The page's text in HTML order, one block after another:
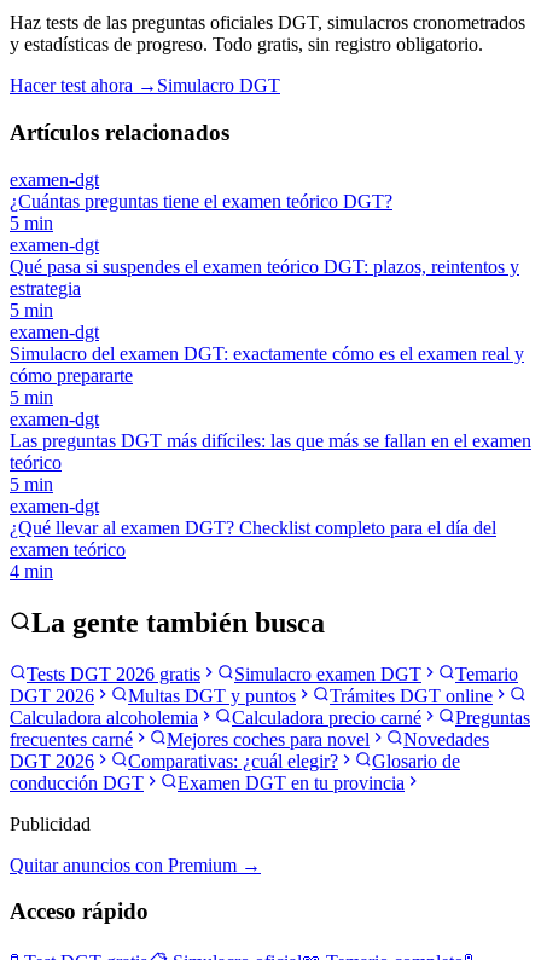
Haz tests de las preguntas oficiales DGT, simulacros cronometrados
y estadísticas de progreso. Todo gratis, sin registro obligatorio.
Hacer test ahora → Simulacro DGT
Artículos relacionados
examen-dgt
¿Cuántas preguntas tiene el examen teórico DGT?
5 min
examen-dgt
Qué pasa si suspendes el examen teórico DGT: plazos, reintentos y
estrategia
5 min
examen-dgt
Simulacro del examen DGT: exactamente cómo es el examen real y
cómo prepararte
5 min
examen-dgt
Las preguntas DGT más difíciles: las que más se fallan en el examen
teórico
5 min
examen-dgt
¿Qué llevar al examen DGT? Checklist completo para el día del
examen teórico
4 min
La gente también busca
Tests DGT 2026 gratis Simulacro examen DGT
Temario
DGT 2026
Multas DGT y puntos
Trámites DGT online
Calculadora alcoholemia
Calculadora precio carné
Preguntas
frecuentes carné
Mejores coches para novel
Novedades
DGT 2026
Comparativas: ¿cuál elegir?
Glosario de
conducción DGT
Examen DGT en tu provincia
Publicidad
Quitar anuncios con Premium →
Acceso rápido